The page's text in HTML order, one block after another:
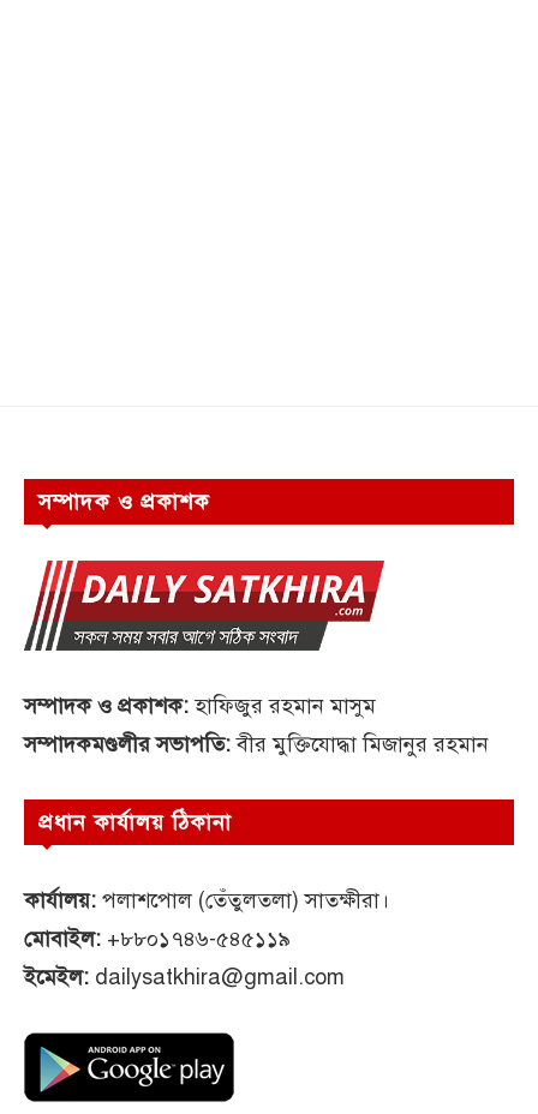
সম্পাদক ও প্রকাশক
সম্পাদক ও প্রকাশক:হাফিজুর রহমান মাসুম
সম্পাদকমণ্ডলীর সভাপতি:বীর মুক্তিযোদ্ধা মিজানুর রহমান
প্রধান কার্যালয় ঠিকানা
কার্যালয়: পলাশপোল (তেঁতুলতলা) সাতক্ষীরা।
মোবাইল: +৮৮০১৭৪৬-৫৪৫১১৯
ইমেইল: dailysatkhira@gmail.com